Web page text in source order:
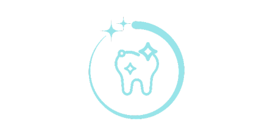
Oczekiwany czas dostawy
Oczekiwany czas dostawy